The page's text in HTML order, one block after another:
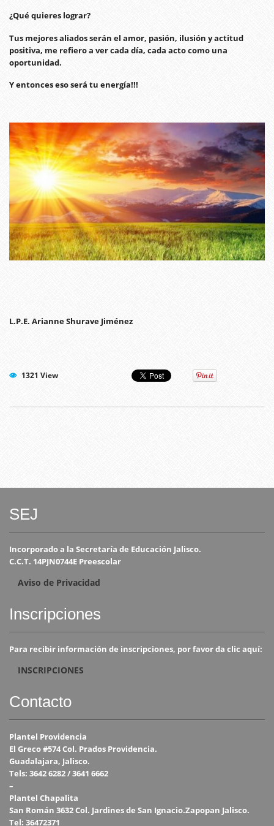
¿Qué quieres lograr?
Tus mejores aliados serán el amor, pasión, ilusión y actitud
positiva, me refiero a ver cada día, cada acto como una
oportunidad.
Y entonces eso será tu energía!!!
L.P.E. Arianne Shurave Jiménez
1321 View
SEJ
Incorporado a la Secretaría de Educación Jalisco.
C.C.T. 14PJN0744E Preescolar
Aviso de Privacidad
Inscripciones
Para recibir información de inscripciones, por favor da clic aquí:
INSCRIPCIONES
Contacto
Plantel Providencia
El Greco #574 Col. Prados Providencia.
Guadalajara, Jalisco.
Tels: 3642 6282 / 3641 6662
–
Plantel Chapalita
San Román 3632 Col. Jardines de San Ignacio.Zapopan Jalisco.
Tel: 36472371